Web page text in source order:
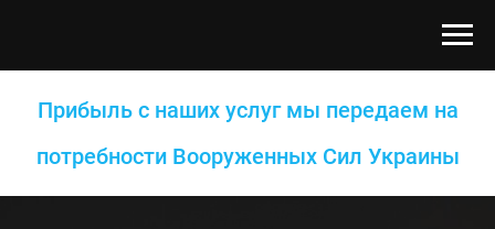
Прибыль с наших услуг мы передаем на
потребности Вооруженных Сил Украины